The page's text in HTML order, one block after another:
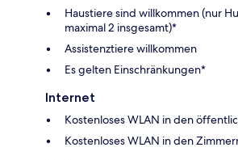
Haustiere sind willkommen (nur
maximal 2 insgesamt)*
Assistenztiere willkommen
Es gelten Einschränkungen*
Internet
Kostenloses WLAN in den
Kostenloses WLAN in den